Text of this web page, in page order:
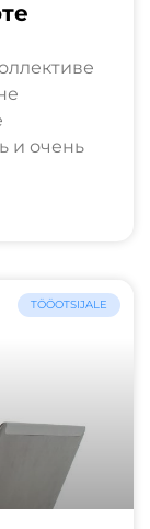
и очень
TÖÖOTSIJALE